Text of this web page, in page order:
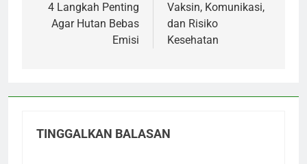
pos
4 Langkah Penting
Agar Hutan Bebas
Emisi
Vaksin, Komunikasi,
dan Risiko
Kesehatan
TINGGALKAN BALASAN